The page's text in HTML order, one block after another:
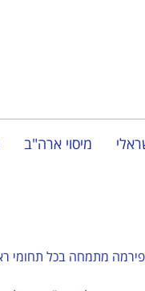
מיסוי ארה"ב
עם למעלה מ-30 שנות ניסיון, הפירמה מתמחה בכל